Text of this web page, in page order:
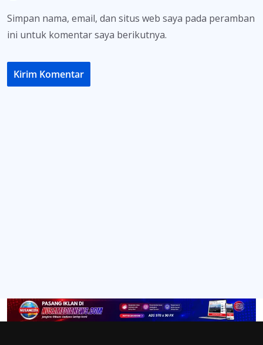
Simpan nama, email, dan situs web saya pada peramban
ini untuk komentar saya berikutnya.